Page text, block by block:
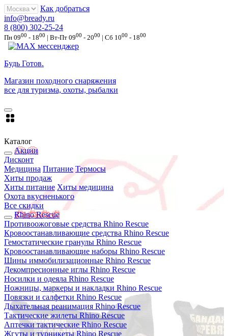
Как добраться
info@bready.ru
8 (800) 302-25-24
Пн 0900 - 1800 | Вт-Пт 0900 - 2000 | Сб 1000 - 1800
Будь Готов.
Магазин походного снаряжения
все для туризма, охоты, рыбалки
Каталог
Акции
Дисконт
Медицина Питание Термосы
Хиты продаж
Хиты питание Хиты медицина
Охота вкусненького
Все скидки
Rhino Rescue
Противоожоговые средства Rhino Rescue
Кровоостанавливающие средства Rhino Rescue
Гемостатические гранулы Rhino Rescue
Кровоостанавливающие наборы Rhino Rescue
Шины иммобилизационные Rhino Rescue
Декомпресионные иглы Rhino Rescue
Носилки и одеяла Rhino Rescue
Ножницы, маркеры и накладки Rhino Rescue
Повязки и салфетки Rhino Rescue
Дыхательная реанимация Rhino Rescue
Тактические жилеты Rhino Rescue
Аптечки тактические Rhino Rescue
Жгуты и турникеты Rhino Rescue